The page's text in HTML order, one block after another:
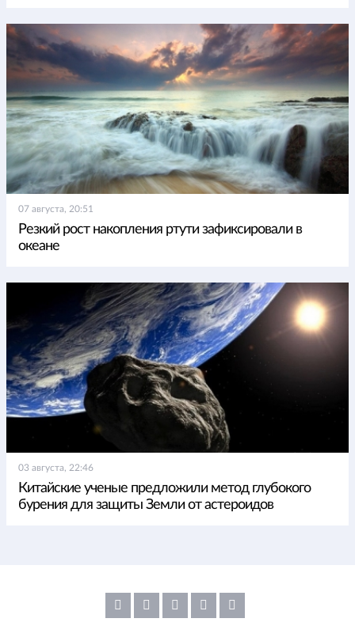
07 августа, 20:51
Резкий рост накопления ртути зафиксировали в
океане
03 августа, 22:46
Китайские ученые предложили метод глубокого
бурения для защиты Земли от астероидов